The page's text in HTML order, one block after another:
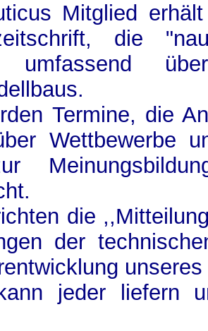
Mitglied
die
umfassend
Termine, die
Wettbewerbe
die
der
jeder liefern